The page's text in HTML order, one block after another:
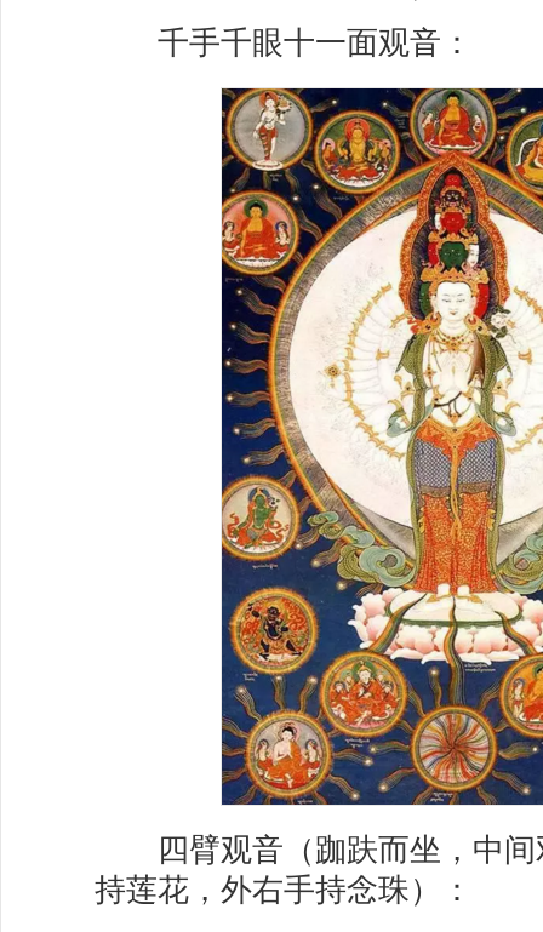
千手千眼十一面观音：
四臂观音（跏趺而坐，中间
持莲花，外右手持念珠）：